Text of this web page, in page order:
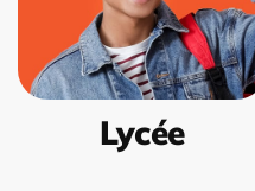
Lycée